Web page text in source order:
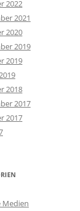
2022
2021
2020
2019
2019
2018
2017
2017
Medien